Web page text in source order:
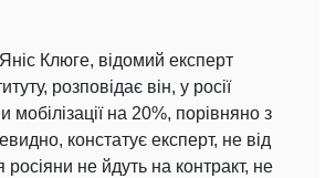
Клюге, відомий експерт
розповідає він, у росії
мобілізації на 20%, порівняно з
констатує експерт, не від
не йдуть на контракт, не